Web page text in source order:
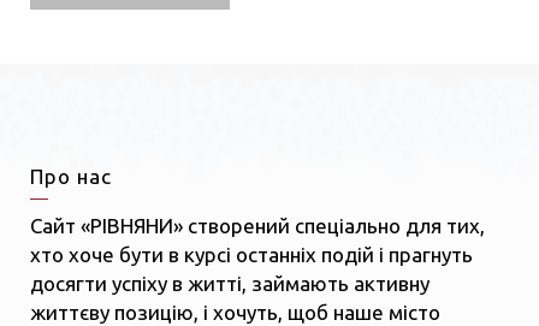
Про нас
Сайт «РІВНЯНИ» створений спеціально для тих,
хто хоче бути в курсі останніх подій і прагнуть
досягти успіху в житті, займають активну
життєву позицію, і хочуть, щоб наше місто